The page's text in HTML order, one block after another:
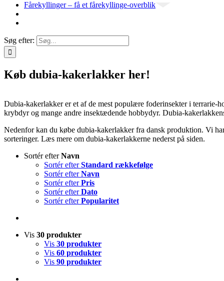
Fårekyllinger – få et fårekyllinge-overblik
Søg efter:
Køb dubia-kakerlakker her!
Dubia-kakerlakker er et af de mest populære foderinsekter i terrarie-
krybdyr og mange andre insektædende hobbydyr. Dubia-
Nedenfor kan du købe dubia-kakerlakker fra dansk produktion. Vi
sorteringer. Læs mere om dubia-kakerlakkerne nederst på siden.
Sortér efterNavn
Sortér efterStandard rækkefølge
Sortér efterNavn
Sortér efterPris
Sortér efterDato
Sortér efterPopularitet
Vis 30 produkter
Vis 30 produkter
Vis 60 produkter
Vis 90 produkter